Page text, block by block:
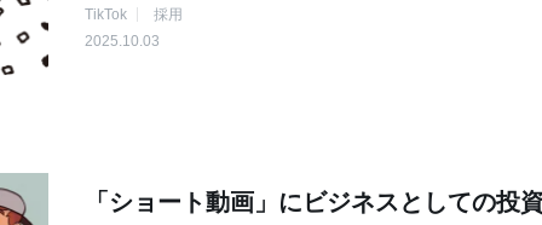
TikTok
採用
2025.10.03
「ショート動画」にビジネスとしての投